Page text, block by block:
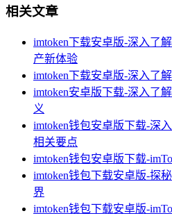
相关文章
imtoken下载安卓版-深入了
产新体验
imtoken下载安卓版-深入了
imtoken安卓版下载-深入了
义
imtoken钱包安卓版下载-深
相关要点
imtoken钱包安卓版下载-
imtoken钱包下载安卓版-探
界
imtoken钱包下载安卓版-